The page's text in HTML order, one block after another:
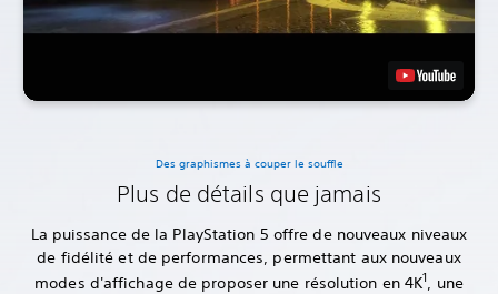
Des graphismes à couper le souffle
Plus de détails que jamais
La puissance de la PlayStation 5 offre de nouveaux niveaux
de fidélité et de performances, permettant aux nouveaux
modes d'affichage de proposer une résolution en 4K1, une